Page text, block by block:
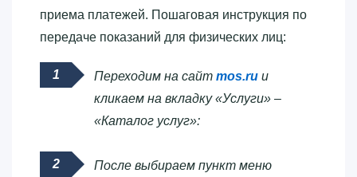
приема платежей. Пошаговая инструкция по
передаче показаний для физических лиц:
Переходим на сайт mos.ru и
кликаем на вкладку «Услуги» –
«Каталог услуг»:
После выбираем пункт меню